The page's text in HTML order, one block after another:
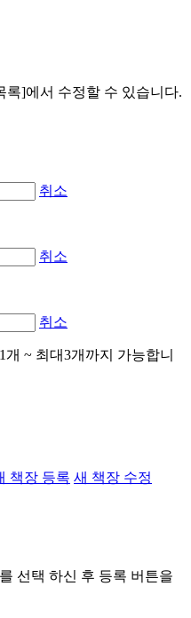
록]에서 수정할 수 있습니다.
취소
취소
취소
~ 최대3개까지 가능합니
책장 등록 새 책장 수정
선택 하신 후 등록 버튼을